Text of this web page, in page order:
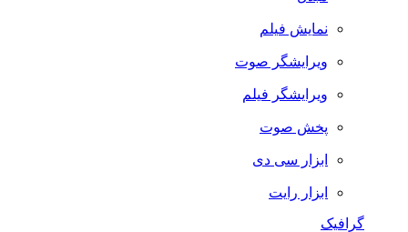
نمایش فیلم
ویرایشگر صوت
ویرایشگر فیلم
پخش صوت
ابزار سی دی
ابزار رایت
گرافیک